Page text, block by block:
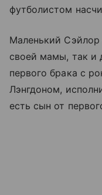
футболистом
Маленький Сэйлор
своей мамы, так и
первого брака с
Лэнгдоном,
есть сын от